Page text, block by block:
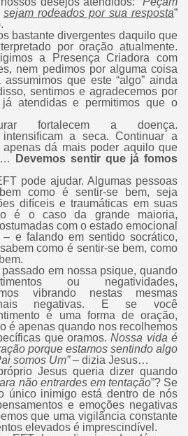
sejam rodeados por sua resposta”
bastante divergentes daquilo que
por oração atualmente.
a Presença Criadora com
nem pedimos por alguma coisa
que este “algo” ainda
sentimos e agradecemos por
já atendidas e permitimos que o
fortalecem a doença.
a seca. Continuar a
dá mais poder aquilo que
Devemos sentir que já fomos
pode ajudar. Algumas pessoas
como é sentir-se bem, seja
difíceis e traumáticas em suas
é o caso da grande maioria,
com o estado emocional
e falando em sentido socrático,
como é sentir-se bem, como
em nossa psique, quando
ou negatividades,
vibrando nestas mesmas
negativas. E se você
é uma forma de oração,
é apenas quando nos recolhemos
que oramos.Nossa vida é
porque estamos sentindo algo
somos Um” – dizia Jesus…
Jesus queria dizer quando
não entrardes em tentação”? Se
único inimigo está dentro de nós
e emoções negativas
que uma vigilância constante
elevados é imprescindível.